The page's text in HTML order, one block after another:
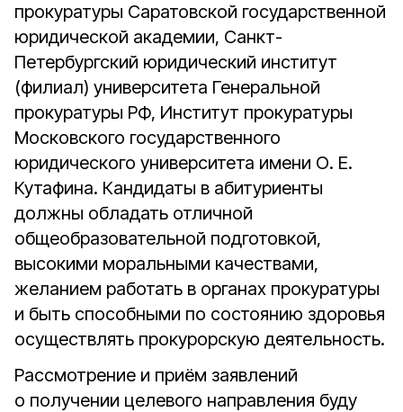
прокуратуры Саратовской государственной
юридической академии, Санкт-
Петербургский юридический институт
(филиал) университета Генеральной
прокуратуры РФ, Институт прокуратуры
Московского государственного
юридического университета имени О. Е.
Кутафина. Кандидаты в абитуриенты
должны обладать отличной
общеобразовательной подготовкой,
высокими моральными качествами,
желанием работать в органах прокуратуры
и быть способными по состоянию здоровья
осуществлять прокурорскую деятельность.
Рассмотрение и приём заявлений
о получении целевого направления буду